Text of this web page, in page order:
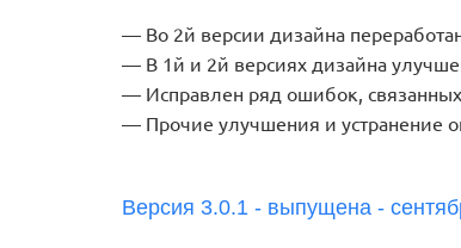
Во 2й версии дизайна
В 1й и 2й версиях дизайна
Исправлен ряд ошибок,
Прочие улучшения и устранение
Версия 3.0.1 - выпущена -